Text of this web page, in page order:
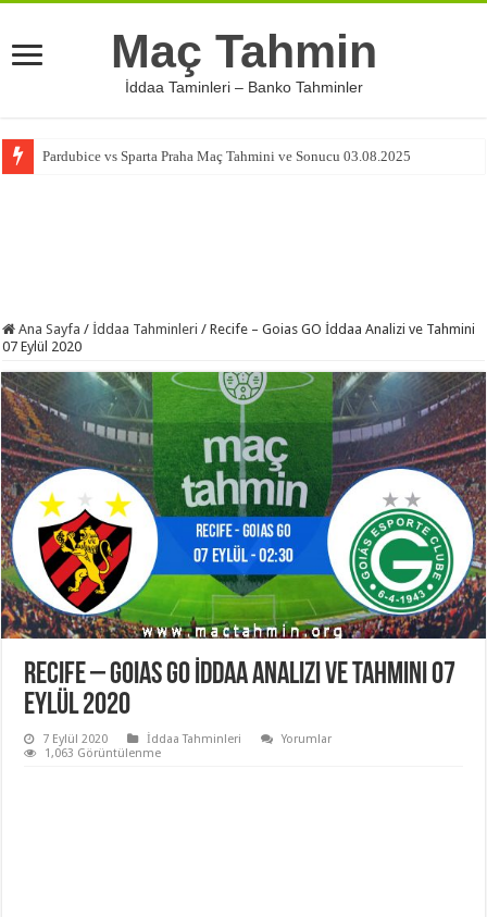
Maç Tahmin
İddaa Taminleri – Banko Tahminler
Pardubice vs Sparta Praha Maç Tahmini ve Sonucu 03.08.2025
Ana Sayfa / İddaa Tahminleri / Recife – Goias GO İddaa Analizi ve Tahmini
07 Eylül 2020
Recife – Goias GO İddaa Analizi ve Tahmini 07
Eylül 2020
7 Eylül 2020 İddaa Tahminleri
Yorumlar
1,063 Görüntülenme